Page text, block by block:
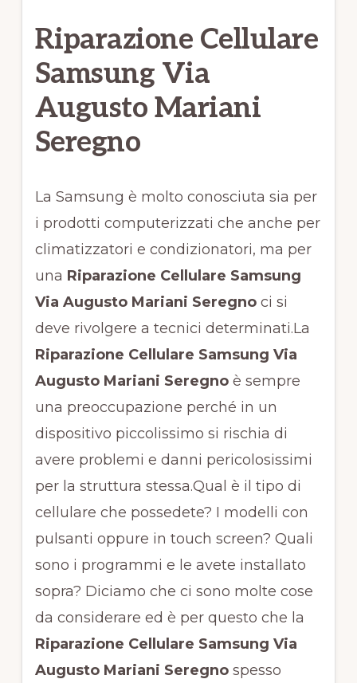
Riparazione Cellulare
Samsung Via
Augusto Mariani
Seregno
La Samsung è molto conosciuta sia per
i prodotti computerizzati che anche per
climatizzatori e condizionatori, ma per
una Riparazione Cellulare Samsung
Via Augusto Mariani Seregnoci si
deve rivolgere a tecnici determinati.La
Riparazione Cellulare Samsung Via
Augusto Mariani Seregnoè sempre
una preoccupazione perché in un
dispositivo piccolissimo si rischia di
avere problemi e danni pericolosissimi
per la struttura stessa.Qual è il tipo di
cellulare che possedete? I modelli con
pulsanti oppure in touch screen? Quali
sono i programmi e le avete installato
sopra? Diciamo che ci sono molte cose
da considerare ed è per questo che la
Riparazione Cellulare Samsung Via
Augusto Mariani Seregnospesso